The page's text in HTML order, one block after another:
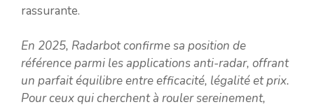
rassurante.
En 2025, Radarbot confirme sa position de
référence parmi les applications anti-radar, offrant
un parfait équilibre entre efficacité, légalité et prix.
Pour ceux qui cherchent à rouler sereinement,